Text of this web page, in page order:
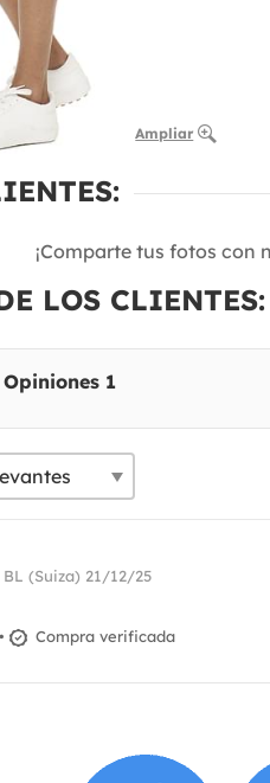
Ampliar
¡Comparte tus fotos con
LOS CLIENTES:
Opiniones 1
(Suiza) 21/12/25
• Compra verificada